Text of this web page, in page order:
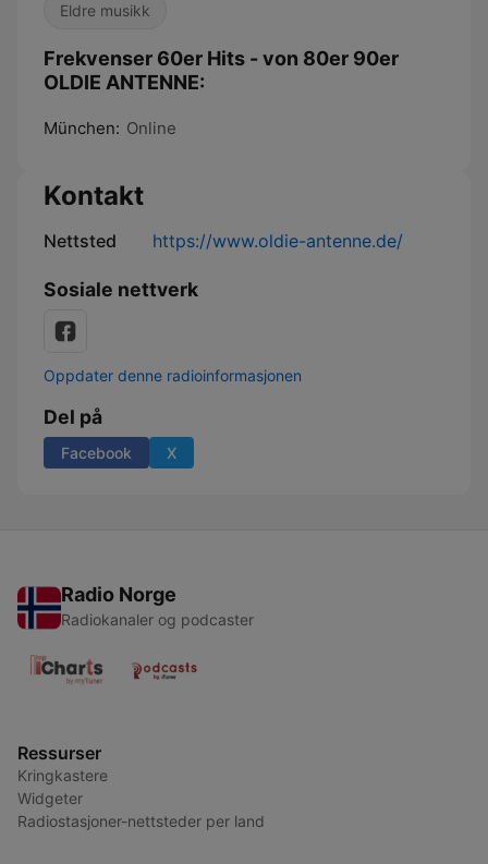
Eldre musikk
Frekvenser 60er Hits - von 80er 90er
OLDIE ANTENNE:
München: Online
Kontakt
Nettsted https://www.oldie-antenne.de/
Sosiale nettverk
Oppdater denne radioinformasjonen
Del på
Facebook X
Radio Norge
Radiokanaler og podcaster
Ressurser
Kringkastere
Widgeter
Radiostasjoner-nettsteder per land